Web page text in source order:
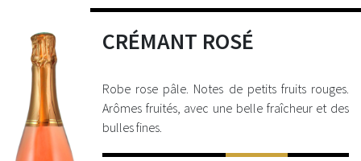
CRÉMANT ROSÉ
Robe rose pâle. Notes de petits fruits rouges.
Arômes fruités, avec une belle fraîcheur et des
bulles fines.